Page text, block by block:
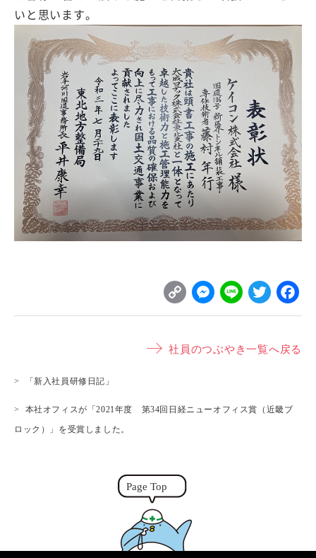
いと思います。
C
o
y
M
e
s
n
L
i
e
T
w
t
r
社員のつぶやき一覧へ戻る
「新入社員研修日記」
本社オフィスが「2021年度 第34回日経ニューオフィス賞（近畿ブ
ロック）」を受賞しました。